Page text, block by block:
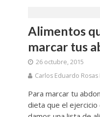
Alimentos
marcar tus
26 octubre, 2015
Carlos Eduardo
Para marcar tu
dieta que el